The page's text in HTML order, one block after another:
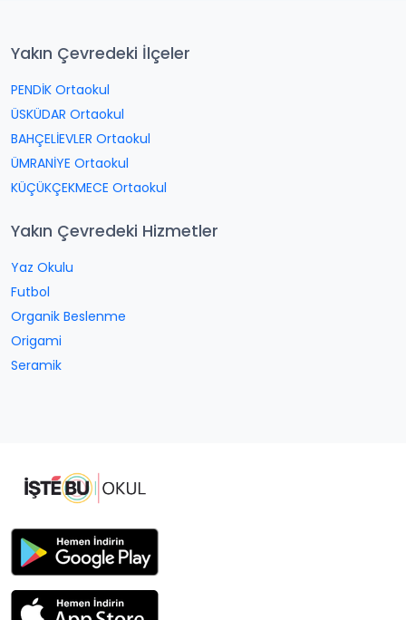
Yakın Çevredeki İlçeler
PENDİK Ortaokul
ÜSKÜDAR Ortaokul
BAHÇELİEVLER Ortaokul
ÜMRANİYE Ortaokul
KÜÇÜKÇEKMECE Ortaokul
Yakın Çevredeki Hizmetler
Yaz Okulu
Futbol
Organik Beslenme
Origami
Seramik